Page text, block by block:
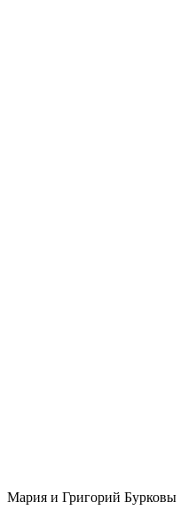
Мария и Григорий Бурковы